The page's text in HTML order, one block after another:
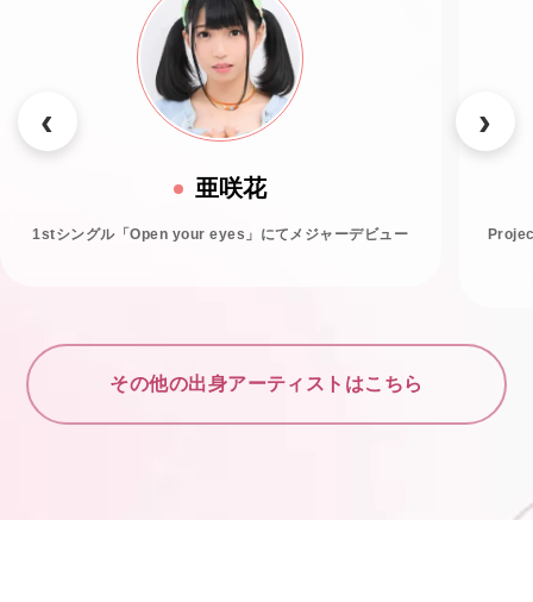
亜咲花
1stシングル「Open your eyes」にてメジャーデビュー
その他の出身アーティストはこちら